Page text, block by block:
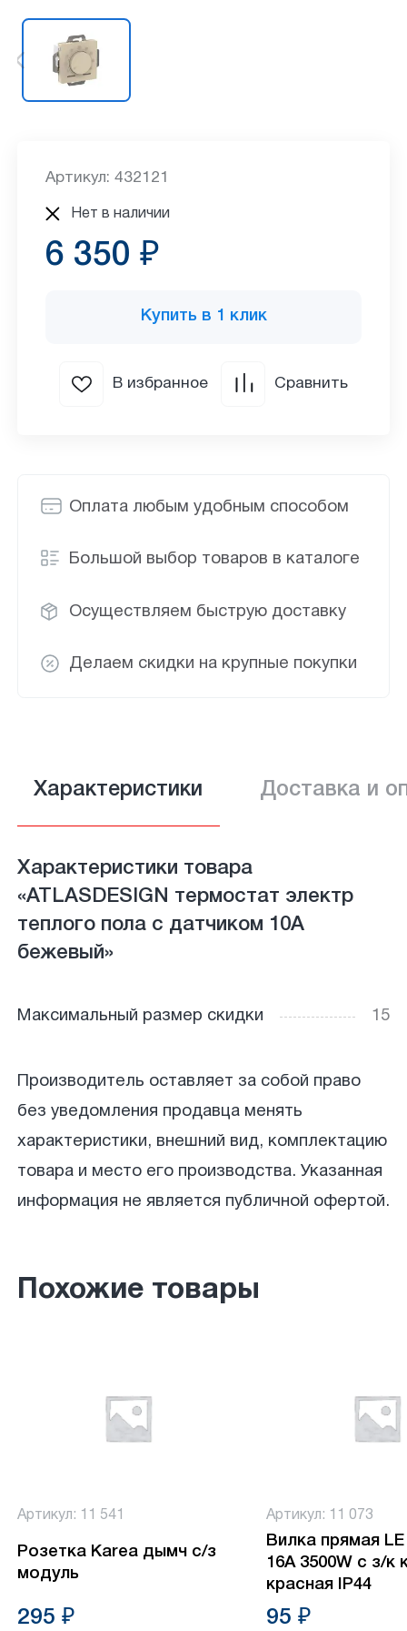
Оплата любым удобным способом
Большой выбор товаров в каталоге
Осуществляем быструю доставку
Делаем скидки на крупные покупки
Артикул: 432121
Нет в наличии
6 350 ₽
Купить в 1 клик
В избранное Сравнить
Характеристики Доставка и
Характеристики товара
«ATLASDESIGN термостат электр
теплого пола с датчиком 10А
бежевый»
Максимальный размер скидки 15
Производитель оставляет за собой право
без уведомления продавца менять
характеристики, внешний вид, комплектацию
товара и место его производства. Указанная
информация не является публичной офертой.
Похожие товары
Артикул: 11 541
Розетка Karea дымч с/з
модуль
295 ₽
Артикул: 11 073
Вилка прямая LE
16А 3500W с з/к
красная IP44
95 ₽